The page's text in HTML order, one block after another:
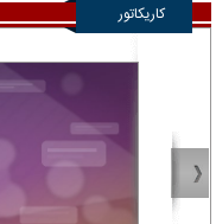
کاریکاتور